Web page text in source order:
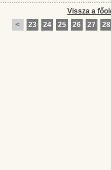
Vissza a
<
23 24 25 26 27 28